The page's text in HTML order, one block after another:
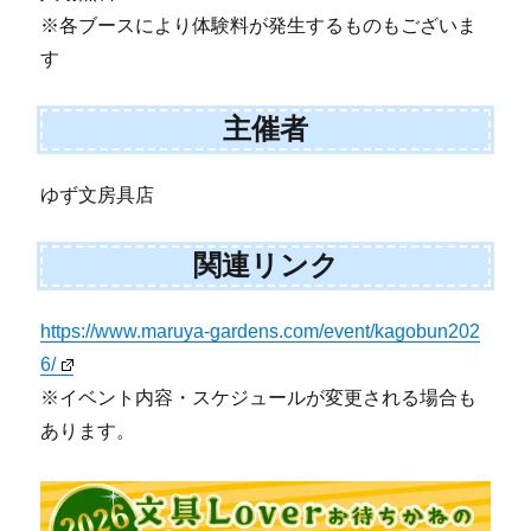
※各ブースにより体験料が発生するものもございま
す
主催者
ゆず文房具店
関連リンク
https://www.maruya-gardens.com/event/kagobun202
6/
※イベント内容・スケジュールが変更される場合も
あります。